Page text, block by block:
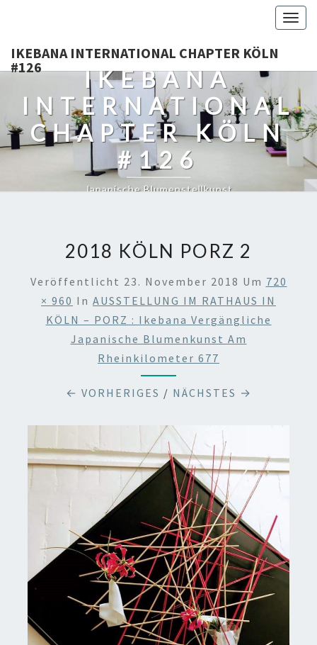
IKEBANA INTERNATIONAL CHAPTER KÖLN
#126
IKEBANA
INTERNATIONAL
CHAPTER KÖLN
#126
Japanische Blumenstellkunst
2018 KÖLN PORZ 2
Veröffentlicht 23. November 2018 Um 720
× 960 In AUSSTELLUNG IM RATHAUS IN
KÖLN – PORZ : Ikebana Vergängliche
Japanische Blumenkunst Am
Rheinkilometer 677
← VORHERIGES / NÄCHSTES →